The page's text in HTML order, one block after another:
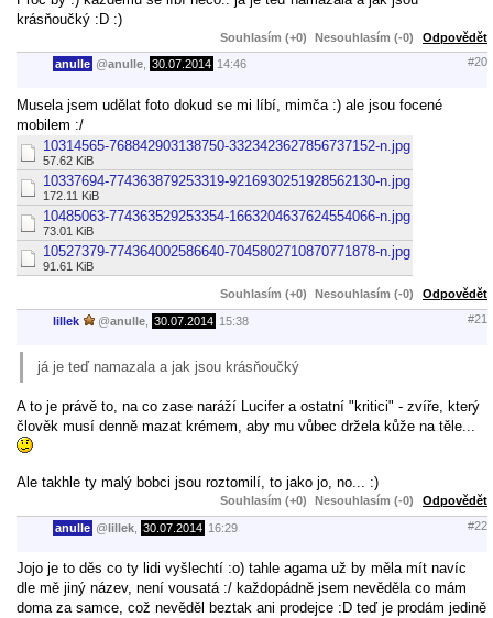
krásňoučký :D :)
Souhlasím (+0) Nesouhlasím (-0) Odpovědět
anulle @anulle, 30.07.2014 14:46 #20
Musela jsem udělat foto dokud se mi líbí, mimča :) ale jsou focené
mobilem :/
10314565-768842903138750-3323423627856737152-n.jpg
57.62 KiB
10337694-774363879253319-9216930251928562130-n.jpg
172.11 KiB
10485063-774363529253354-1663204637624554066-n.jpg
73.01 KiB
10527379-774364002586640-7045802710870771878-n.jpg
91.61 KiB
Souhlasím (+0) Nesouhlasím (-0) Odpovědět
lillek @anulle 30.07.2014 15:38 #21
já je teď namazala a jak jsou krásňoučký
A to je právě to, na co zase naráží Lucifer a ostatní "kritici" - zvíře, který
člověk musí denně mazat krémem, aby mu vůbec držela kůže na těle...
Ale takhle ty malý bobci jsou roztomilí, to jako jo, no... :)
Souhlasím (+0) Nesouhlasím (-0) Odpovědět
anulle @lillek 30.07.2014 16:29 #22
Jojo je to děs co ty lidi vyšlechtí :o) tahle agama už by měla mít navíc
dle mě jiný název, není vousatá :/ každopádně jsem nevěděla co mám
doma za samce, což nevěděl beztak ani prodejce :D teď je prodám jedině